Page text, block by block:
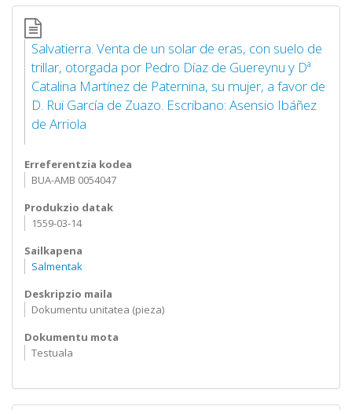
Salvatierra. Venta de un solar de eras, con suelo de
trillar, otorgada por Pedro Díaz de Guereynu y Dª
Catalina Martínez de Paternina, su mujer, a favor de
D. Rui García de Zuazo. Escribano: Asensio Ibáñez
de Arriola
Erreferentzia kodea
BUA-AMB 0054047
Produkzio datak
1559-03-14
Sailkapena
Salmentak
Deskripzio maila
Dokumentu unitatea (pieza)
Dokumentu mota
Testuala